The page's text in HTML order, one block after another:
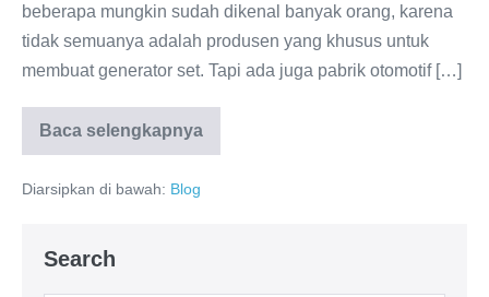
beberapa mungkin sudah dikenal banyak orang, karena
tidak semuanya adalah produsen yang khusus untuk
membuat generator set. Tapi ada juga pabrik otomotif […]
Baca selengkapnya
Diarsipkan di bawah: Blog
Search